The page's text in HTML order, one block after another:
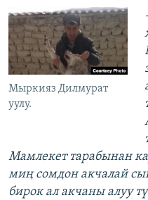
Мыркияз Дилмурат
уулу.
Мамлекет тарабынан
миң сомдон акчалай
бирок ал акчаны алуу